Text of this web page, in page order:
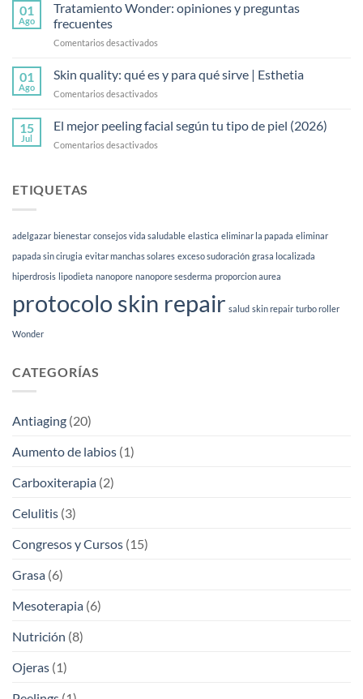
Guía
es
corporal
cómo
01
Ago
Tratamiento Wonder: opiniones y preguntas
frecuentes
Comentarios desactivados
opiniones
y
frecuentes
01
Ago
Skin quality: qué es y para qué sirve | Esthetia
Comentarios desactivados
quality:
es
Esthetia
15
Jul
El mejor peeling facial según tu tipo de piel (2026)
Comentarios desactivados
tipo
de
(2026)
ETIQUETAS
adelgazar bienestar consejos vida saludable elastica eliminar la papada eliminar
papada sin cirugia evitar manchas solares exceso sudoración grasa localizada
hiperdrosis lipodieta nanopore nanopore sesderma proporcion aurea
protocolo skin repair salud skin repair turbo roller
Wonder
CATEGORÍAS
Antiaging (20)
Aumento de labios (1)
Carboxiterapia (2)
Celulitis (3)
Congresos y Cursos (15)
Grasa (6)
Mesoterapia (6)
Nutrición (8)
Ojeras (1)